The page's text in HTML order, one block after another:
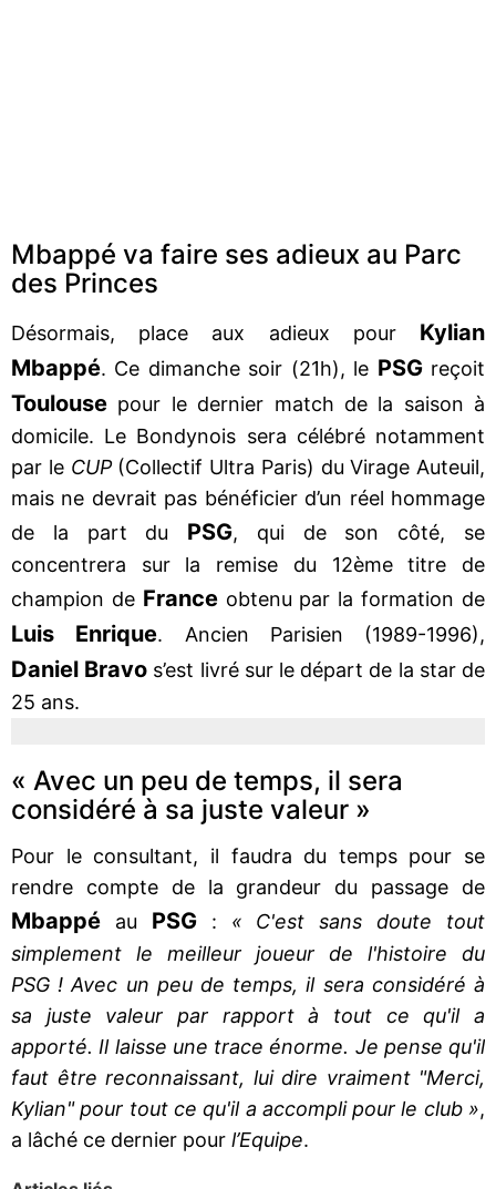
Mbappé va faire ses adieux au Parc
des Princes
Désormais, place aux adieux pour Kylian
Mbappé. Ce dimanche soir (21h), le PSGreçoit
Toulouse pour le dernier match de la saison à
domicile. Le Bondynois sera célébré notamment
par le CUP(Collectif Ultra Paris) du Virage Auteuil,
mais ne devrait pas bénéficier d’un réel hommage
de la part du PSG, qui de son côté, se
concentrera sur la remise du 12ème titre de
champion de Franceobtenu par la formation de
Luis Enrique. Ancien Parisien (1989-1996),
Daniel Bravo s’est livré sur le départ de la star de
25 ans.
« Avec un peu de temps, il sera
considéré à sa juste valeur »
Pour le consultant, il faudra du temps pour se
rendre compte de la grandeur du passage de
Mbappé au PSG : « C'est sans doute tout
simplement le meilleur joueur de l'histoire du
PSG ! Avec un peu de temps, il sera considéré à
sa juste valeur par rapport à tout ce qu'il a
apporté. Il laisse une trace énorme. Je pense qu'il
faut être reconnaissant, lui dire vraiment "Merci,
Kylian" pour tout ce qu'il a accompli pour le club »,
a lâché ce dernier pour l’Equipe.